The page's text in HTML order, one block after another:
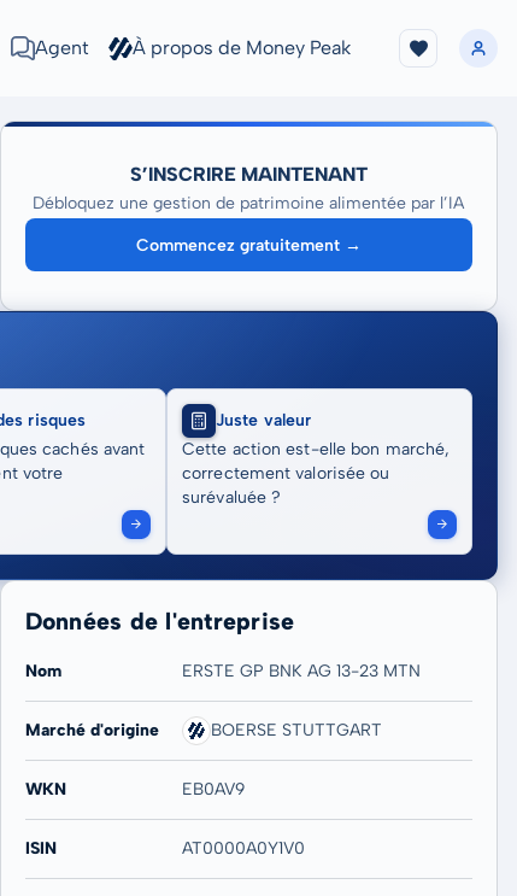
Agent À propos de Money Peak
S’INSCRIRE MAINTENANT
Débloquez une gestion de patrimoine alimentée par l’IA
Commencez gratuitement →
risques
cachés avant
votre
Juste valeur
Cette action est-elle bon marché,
correctement valorisée ou
surévaluée ?
-
Données de l'entreprise
Nom ERSTE GP BNK AG 13-23 MTN
Marché d'origine BOERSE STUTTGART
WKN EB0AV9
ISIN AT0000A0Y1V0